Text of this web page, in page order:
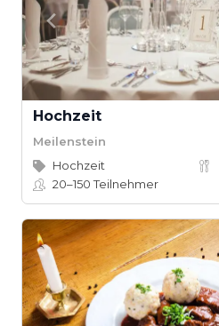
Hochzeit
Meilenstein
Hochzeit
20–150Teilnehmer